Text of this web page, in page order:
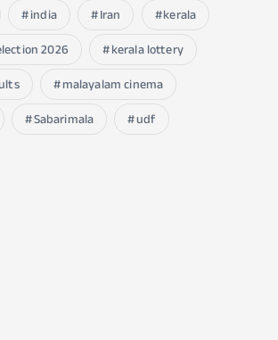
india Iran
kerala
2026
kerala lottery
malayalam cinema
Sabarimala udf